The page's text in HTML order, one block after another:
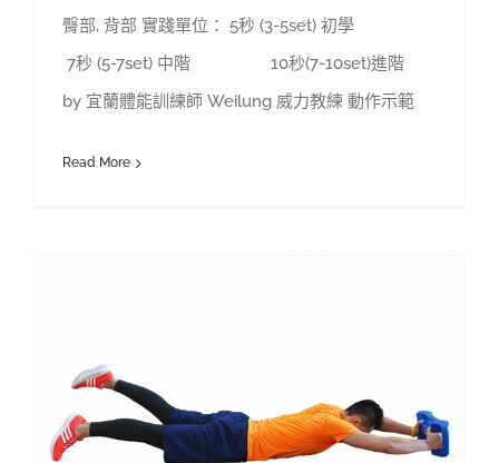
臀部, 背部 實踐單位： 5秒 (3-5set) 初學
7秒 (5-7set) 中階 10秒(7-10set)進階
by 宜蘭體能訓練師 Weilung 威力教練 動作示範
Read More